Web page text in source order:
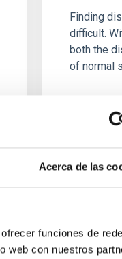
Acerca de las
funciones de
web con nuestros
Finding
difficult.
both the
of normal
fluxes